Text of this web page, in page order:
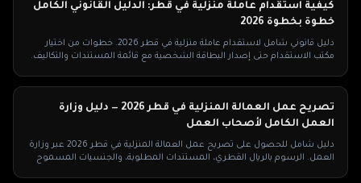
كيفية استقدام عاملة منزلية في قطر: الدليل القانوني الكامل
خطوة بخطوة 2026
دليل قانوني شامل لاستقدام عاملة منزلية في قطر 2026. خطوات من اختيار
مكتب الاستقدام حتى إصدار البطاقة الشخصية مع قائمة المستندات والتكاليف.
تصريح عمل العمالة المنزلية في قطر 2026 — دليل وزارة
العمل الكامل لأصحاب العمل
دليل شامل للحصول على تصريح عمل العمالة المنزلية في قطر 2026 عبر وزارة
العمل. الرسوم بالريال القطري، المستندات المطلوبة، والجنسيات المسموح